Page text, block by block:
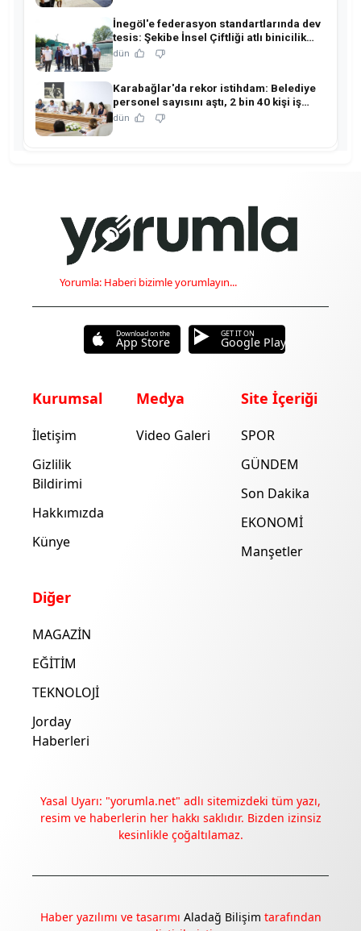
Deneyimini iyileştirmek ve içeriğimizi geliştirmek için çerezler
yalnızca onayınla.
İnegöl'e federasyon standartlarında dev
tesis: Şekibe İnsel Çiftliği atlı binicilik
merkezine dönüşüyor!
dün
Karabağlar'da rekor istihdam: Belediye
personel sayısını aştı, 2 bin 40 kişi iş
sahibi oldu!
dün
Yorumla: Haberi bizimle yorumlayın...
Download on the
App Store
GET IT ON
Google Play
Kurumsal
İletişim
Gizlilik
Bildirimi
Hakkımızda
Künye
Medya
Video Galeri
Site İçeriği
SPOR
GÜNDEM
Son Dakika
EKONOMİ
Manşetler
Diğer
MAGAZİN
EĞİTİM
TEKNOLOJİ
Jorday
Haberleri
Yasal Uyarı: "yorumla.net" adlı sitemizdeki tüm yazı,
resim ve haberlerin her hakkı saklıdır. Bizden izinsiz
kesinlikle çoğaltılamaz.
Haber yazılımı ve tasarımı Aladağ Bilişim tarafından